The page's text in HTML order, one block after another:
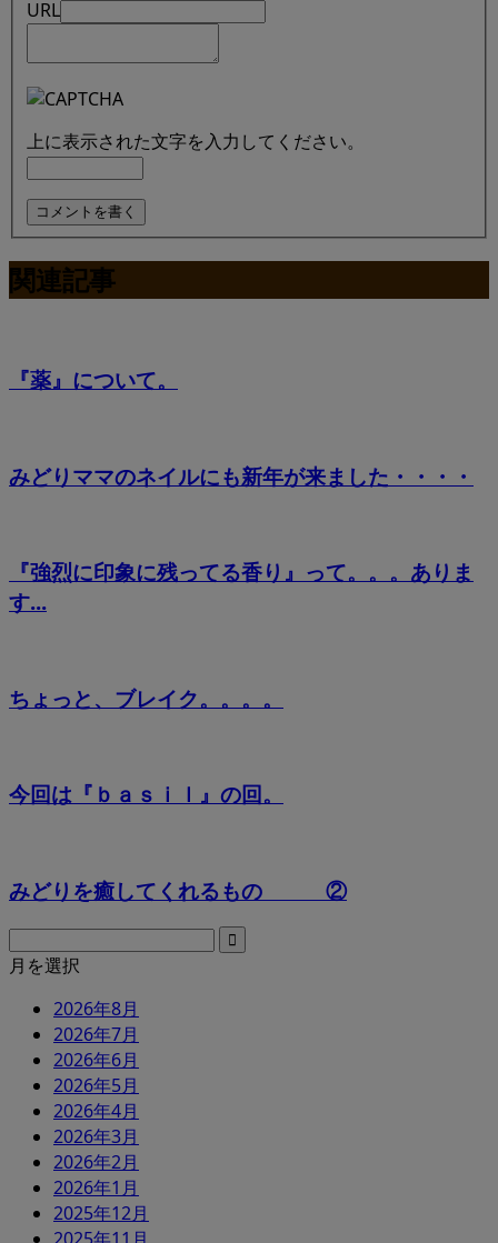
URL
上に表示された文字を入力してください。
関連記事
『薬』について。
みどりママのネイルにも新年が来ました・・・・
『強烈に印象に残ってる香り』って。。。ありま
す...
ちょっと、ブレイク。。。。
今回は『ｂａｓｉｌ』の回。
みどりを癒してくれるもの ②
月を選択
2026年8月
2026年7月
2026年6月
2026年5月
2026年4月
2026年3月
2026年2月
2026年1月
2025年12月